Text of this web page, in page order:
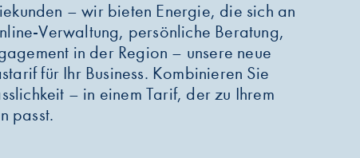
– wir bieten Energie, die sich an
Verwaltung, persönliche Beratung,
in der Region – unsere neue
für Ihr Business. Kombinieren Sie
– in einem Tarif, der zu Ihrem
passt.